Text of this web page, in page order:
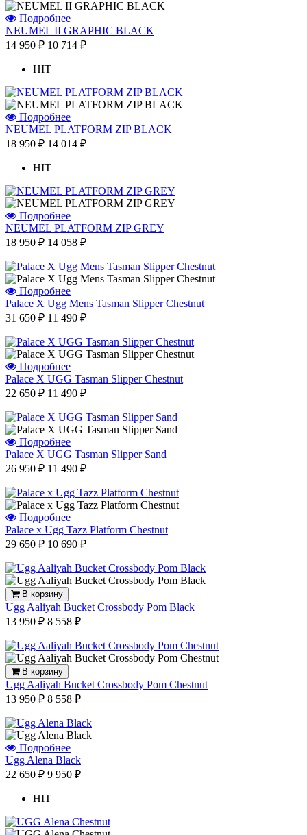
Подробнее
NEUMEL II GRAPHIC BLACK
14 950 ₽ 10 714 ₽
HIT
Подробнее
NEUMEL PLATFORM ZIP BLACK
18 950 ₽ 14 014 ₽
HIT
Подробнее
NEUMEL PLATFORM ZIP GREY
18 950 ₽ 14 058 ₽
Подробнее
Palace X Ugg Mens Tasman Slipper Chestnut
31 650 ₽ 11 490 ₽
Подробнее
Palace X UGG Tasman Slipper Chestnut
22 650 ₽ 11 490 ₽
Подробнее
Palace X UGG Tasman Slipper Sand
26 950 ₽ 11 490 ₽
Подробнее
Palace x Ugg Tazz Platform Chestnut
29 650 ₽ 10 690 ₽
В корзину
Ugg Aaliyah Bucket Crossbody Pom Black
13 950 ₽ 8 558 ₽
В корзину
Ugg Aaliyah Bucket Crossbody Pom Chestnut
13 950 ₽ 8 558 ₽
Подробнее
Ugg Alena Black
22 650 ₽ 9 950 ₽
HIT